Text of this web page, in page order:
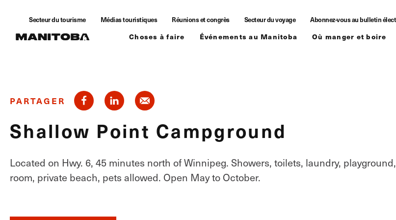
Secteur du tourisme Médias touristiques Réunions et congrès Secteur du voyage Abonnez-vous au bulletin
Choses à faire Événements au Manitoba Où manger et boire
PARTAGER
Shallow Point Campground
Located on Hwy. 6, 45 minutes north of Winnipeg. Showers, toilets, laundry,
room, private beach, pets allowed. Open May to October.